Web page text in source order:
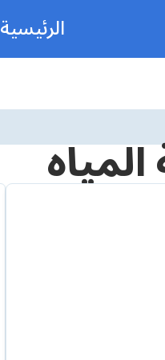
الرئيسية